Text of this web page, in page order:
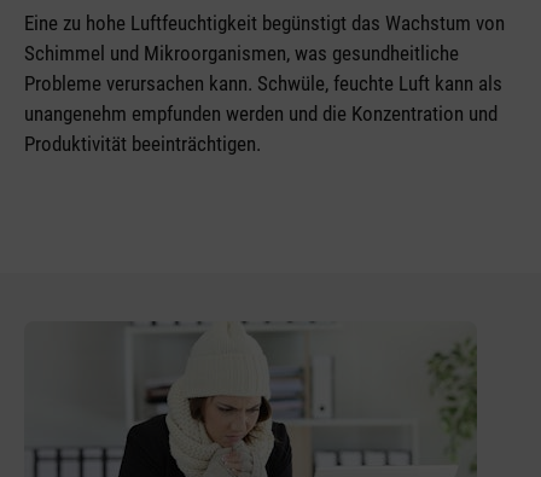
Eine zu hohe Luftfeuchtigkeit begünstigt das Wachstum von
Schimmel und Mikroorganismen, was gesundheitliche
Probleme verursachen kann. Schwüle, feuchte Luft kann als
unangenehm empfunden werden und die Konzentration und
Produktivität beeinträchtigen.